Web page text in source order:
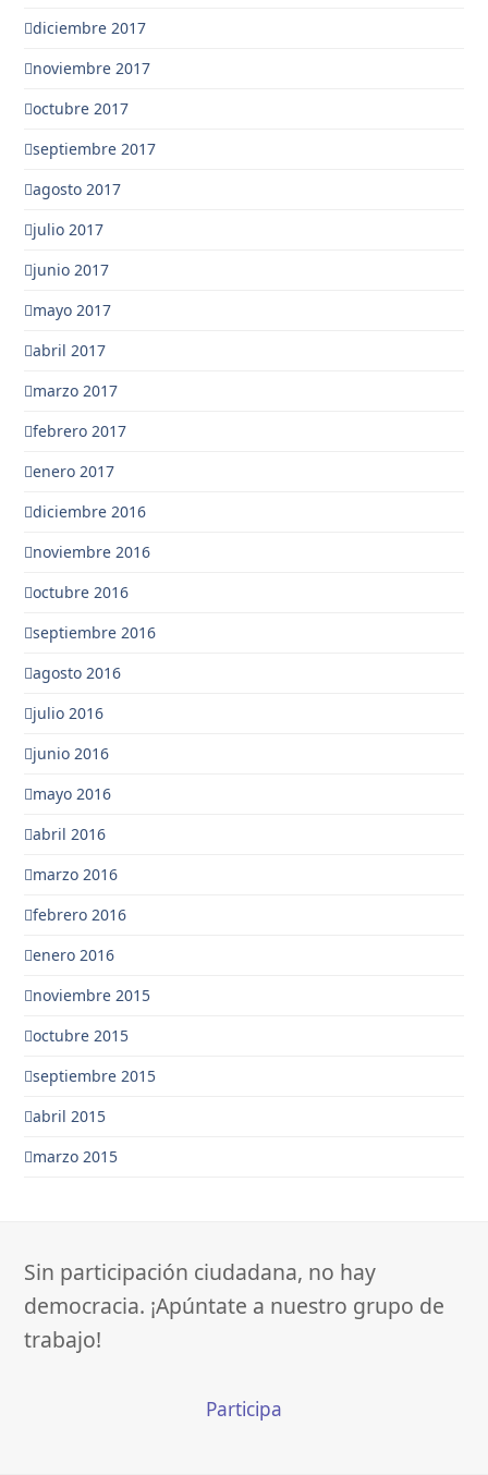
diciembre 2017
noviembre 2017
octubre 2017
septiembre 2017
agosto 2017
julio 2017
junio 2017
mayo 2017
abril 2017
marzo 2017
febrero 2017
enero 2017
diciembre 2016
noviembre 2016
octubre 2016
septiembre 2016
agosto 2016
julio 2016
junio 2016
mayo 2016
abril 2016
marzo 2016
febrero 2016
enero 2016
noviembre 2015
octubre 2015
septiembre 2015
abril 2015
marzo 2015
Sin participación ciudadana, no hay
democracia. ¡Apúntate a nuestro grupo de
trabajo!
Participa